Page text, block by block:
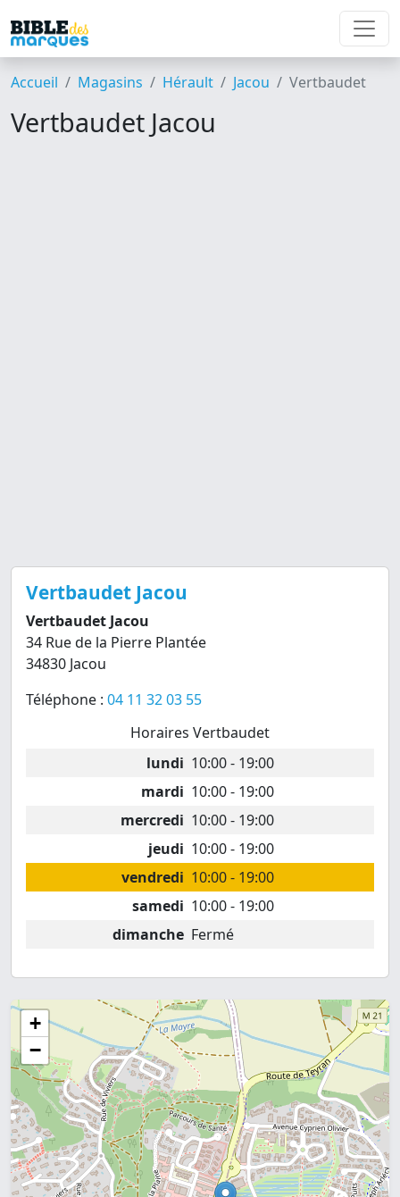
Accueil Magasins Hérault Jacou Vertbaudet
Vertbaudet Jacou
Vertbaudet Jacou
Vertbaudet Jacou
34 Rue de la Pierre Plantée
34830 Jacou
Téléphone : 04 11 32 03 55
Horaires Vertbaudet
lundi 10:00 - 19:00
mardi 10:00 - 19:00
mercredi 10:00 - 19:00
jeudi 10:00 - 19:00
vendredi 10:00 - 19:00
samedi 10:00 - 19:00
dimanche Fermé
+
−